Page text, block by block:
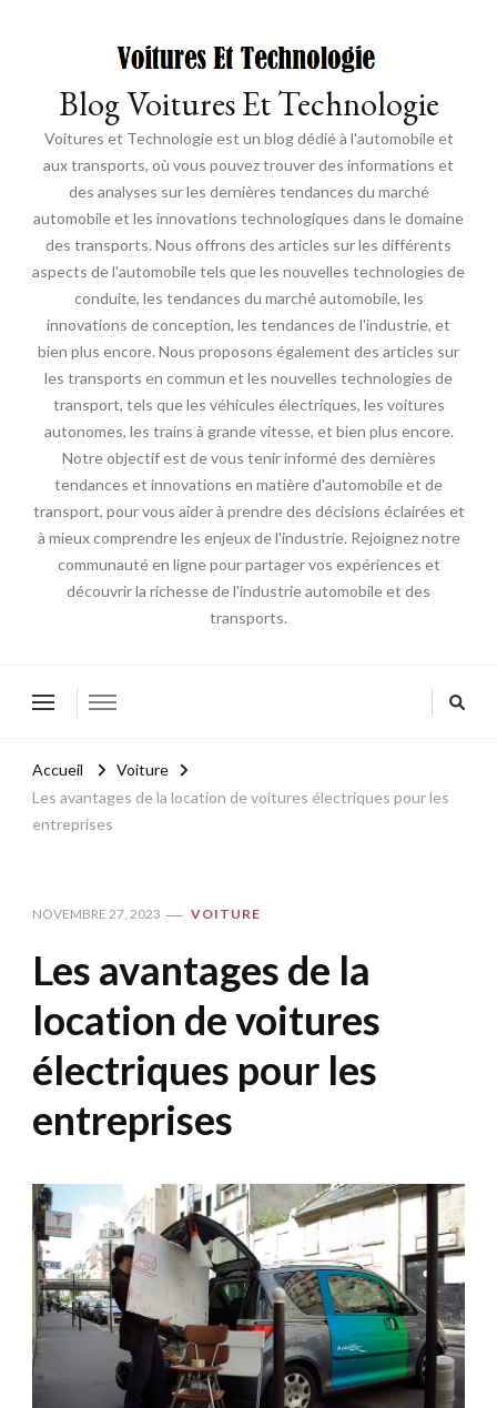
Blog Voitures Et Technologie
Voitures et Technologie est un blog dédié à l'automobile et
aux transports, où vous pouvez trouver des informations et
des analyses sur les dernières tendances du marché
automobile et les innovations technologiques dans le domaine
des transports. Nous offrons des articles sur les différents
aspects de l'automobile tels que les nouvelles technologies de
conduite, les tendances du marché automobile, les
innovations de conception, les tendances de l'industrie, et
bien plus encore. Nous proposons également des articles sur
les transports en commun et les nouvelles technologies de
transport, tels que les véhicules électriques, les voitures
autonomes, les trains à grande vitesse, et bien plus encore.
Notre objectif est de vous tenir informé des dernières
tendances et innovations en matière d'automobile et de
transport, pour vous aider à prendre des décisions éclairées et
à mieux comprendre les enjeux de l'industrie. Rejoignez notre
communauté en ligne pour partager vos expériences et
découvrir la richesse de l'industrie automobile et des
transports.
Accueil
Voiture
Les avantages de la location de voitures électriques pour les
entreprises
NOVEMBRE 27, 2023 VOITURE
Les avantages de la
location de voitures
électriques pour les
entreprises